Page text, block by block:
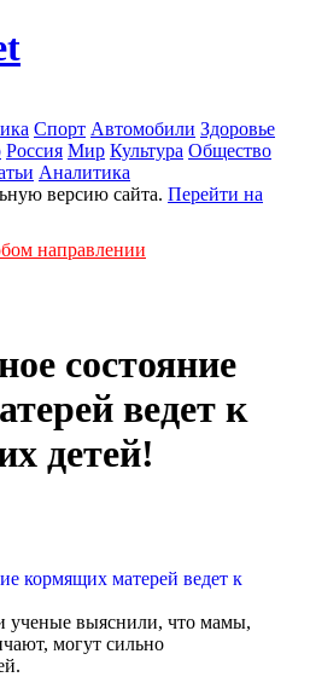
Спорт Автомобили Здоровье
Россия Мир Культура Общество
Аналитика
версию сайта. Перейти на
направлении
состояние
ведет к
детей!
ученые выяснили, что мамы,
могут сильно